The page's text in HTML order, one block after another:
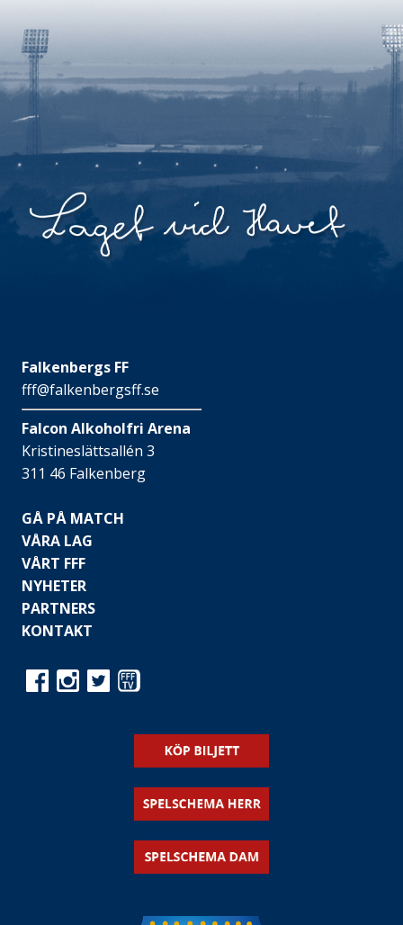
Falkenbergs FF
fff@falkenbergsff.se
Falcon Alkoholfri Arena
Kristineslättsallén 3
311 46 Falkenberg
GÅ PÅ MATCH
VÅRA LAG
VÅRT FFF
NYHETER
PARTNERS
KONTAKT